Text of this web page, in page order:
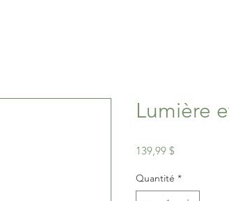
Lumière
139,99 $
Quantité *